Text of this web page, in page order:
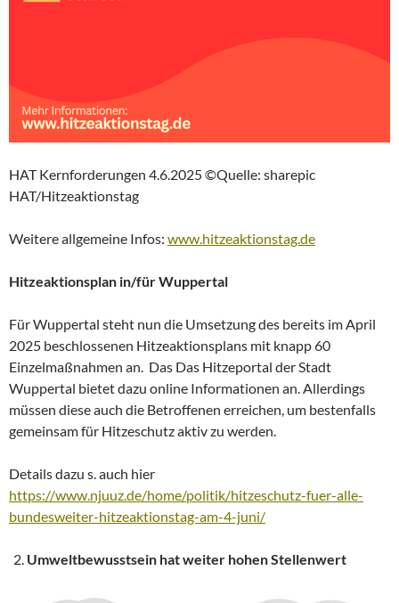
HAT Kernforderungen 4.6.2025 ©Quelle: sharepic
HAT/Hitzeaktionstag
Weitere allgemeine Infos: www.hitzeaktionstag.de
Hitzeaktionsplan in/für Wuppertal
Für Wuppertal steht nun die Umsetzung des bereits im April
2025 beschlossenen Hitzeaktionsplans mit knapp 60
Einzelmaßnahmen an. Das Das Hitzeportal der Stadt
Wuppertal bietet dazu online Informationen an. Allerdings
müssen diese auch die Betroffenen erreichen, um bestenfalls
gemeinsam für Hitzeschutz aktiv zu werden.
Details dazu s. auch hier
https://www.njuuz.de/home/politik/hitzeschutz-fuer-alle-
bundesweiter-hitzeaktionstag-am-4-juni/
Umweltbewusstsein hat weiter hohen Stellenwert